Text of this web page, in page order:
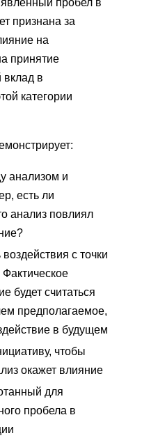
признана за
на
принятие
вклад в
категории
анализом и
есть ли
анализ повлиял
с точки
будет считаться
предполагаемое,
в будущем
чтобы
окажет влияние
для
пробела в